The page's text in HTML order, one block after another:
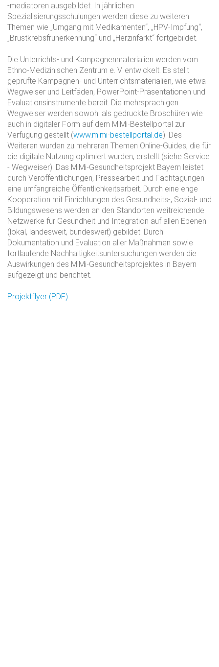
-mediatoren ausgebildet. In jährlichen
Spezialisierungsschulungen werden diese zu weiteren
Themen wie „Umgang mit Medikamenten“, „HPV-Impfung“,
„Brustkrebsfrüherkennung“ und „Herzinfarkt“ fortgebildet.
Die Unterrichts- und Kampagnenmaterialien werden vom
Ethno-Medizinischen Zentrum e. V. entwickelt. Es stellt
geprüfte Kampagnen- und Unterrichtsmaterialien, wie etwa
Wegweiser und Leitfäden, PowerPoint-Präsentationen und
Evaluationsinstrumente bereit. Die mehrsprachigen
Wegweiser werden sowohl als gedruckte Broschüren wie
auch in digitaler Form auf dem MiMi-Bestellportal zur
Verfügung gestellt (www.mimi-bestellportal.de). Des
Weiteren wurden zu mehreren Themen Online-Guides, die für
die digitale Nutzung optimiert wurden, erstellt (siehe Service
- Wegweiser). Das MiMi-Gesundheitsprojekt Bayern leistet
durch Veröffentlichungen, Pressearbeit und Fachtagungen
eine umfangreiche Öffentlichkeitsarbeit. Durch eine enge
Kooperation mit Einrichtungen des Gesundheits-, Sozial- und
Bildungswesens werden an den Standorten weitreichende
Netzwerke für Gesundheit und Integration auf allen Ebenen
(lokal, landesweit, bundesweit) gebildet. Durch
Dokumentation und Evaluation aller Maßnahmen sowie
fortlaufende Nachhaltigkeitsuntersuchungen werden die
Auswirkungen des MiMi-Gesundheitsprojektes in Bayern
aufgezeigt und berichtet.
Projektflyer (PDF)